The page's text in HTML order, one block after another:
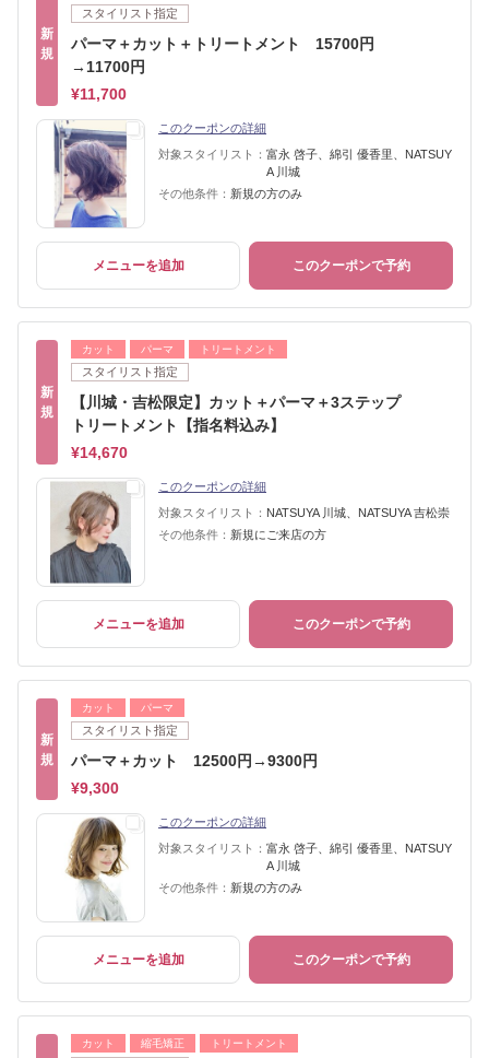
新
規
スタイリスト指定
パーマ＋カット＋トリートメント 15700円
→11700円
¥11,700
このクーポンの詳細
対象スタイリスト： 富永 啓子、綿引 優香里、NATSUY
A 川城
その他条件： 新規の方のみ
メニューを追加 このクーポンで予約
新
規
カット パーマ トリートメント
スタイリスト指定
【川城・吉松限定】カット＋パーマ＋3ステップ
トリートメント【指名料込み】
¥14,670
このクーポンの詳細
対象スタイリスト： NATSUYA 川城、NATSUYA 吉松崇
その他条件： 新規にご来店の方
メニューを追加 このクーポンで予約
新
規
カット パーマ
スタイリスト指定
パーマ＋カット 12500円→9300円
¥9,300
このクーポンの詳細
対象スタイリスト： 富永 啓子、綿引 優香里、NATSUY
A 川城
その他条件： 新規の方のみ
メニューを追加 このクーポンで予約
カット 縮毛矯正 トリートメント